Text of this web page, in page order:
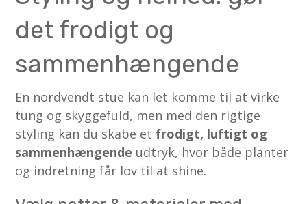
det frodigt og
sammenhængende
En nordvendt stue kan let komme til at virke
tung og skyggefuld, men med den rigtige
styling kan du skabe et frodigt, luftigt og
sammenhængende udtryk, hvor både planter
og indretning får lov til at shine.